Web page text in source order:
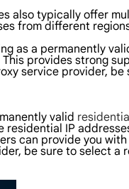
also typically offer
from different
as a permanently
provides strong
service provider,
valid
residential IP
can provide you
be sure to select